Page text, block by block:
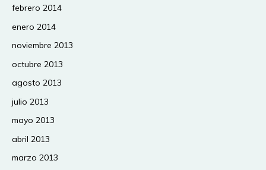
febrero 2014
enero 2014
noviembre 2013
octubre 2013
agosto 2013
julio 2013
mayo 2013
abril 2013
marzo 2013